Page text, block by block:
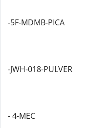
-5F-MDMB-PICA
-JWH-018-PULVER
- 4-MEC